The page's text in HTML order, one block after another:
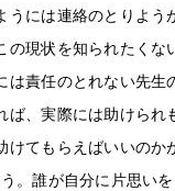
には連絡のとりよう
現状を知られたくな
責任のとれない先生
、実際には助けられ
てもらえばいいのか
。誰が自分に片思い